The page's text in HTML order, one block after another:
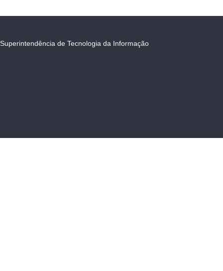
Superintendência de Tecnologia da Informação